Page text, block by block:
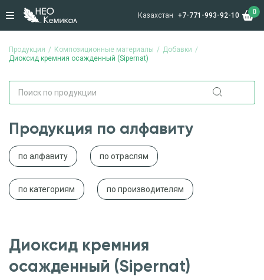
Казахстан +7-771-993-92-10 0
Продукция Композиционные материалы
Добавки
Диоксид кремния осажденный (Sipernat)
Продукция по алфавиту
по алфавиту по отраслям
по категориям по производителям
Диоксид кремния
осажденный (Sipernat)